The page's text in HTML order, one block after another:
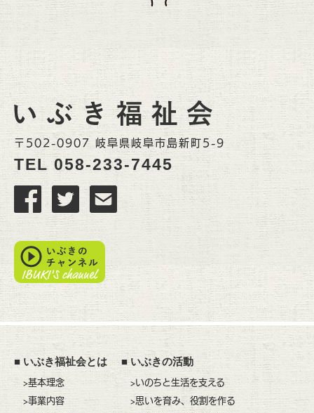
〒502-0907 岐阜県岐阜市島新町5-9
TEL 058-233-7445
■ いぶき福祉会とは
>基本理念
>事業内容
■いぶきの活動
>いのちと生活を支える
>思いを育み、役割を作る